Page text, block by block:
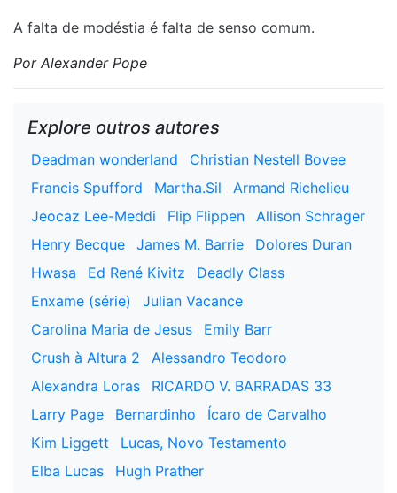
A falta de modéstia é falta de senso comum.
Por Alexander Pope
Explore outros autores
Deadman wonderland
Christian Nestell Bovee
Francis Spufford
Martha.Sil
Armand Richelieu
Jeocaz Lee-Meddi
Flip Flippen
Allison Schrager
Henry Becque
James M. Barrie
Dolores Duran
Hwasa
Ed René Kivitz
Deadly Class
Enxame (série)
Julian Vacance
Carolina Maria de Jesus
Emily Barr
Crush à Altura 2
Alessandro Teodoro
Alexandra Loras
RICARDO V. BARRADAS 33
Larry Page
Bernardinho
Ícaro de Carvalho
Kim Liggett
Lucas, Novo Testamento
Elba Lucas
Hugh Prather